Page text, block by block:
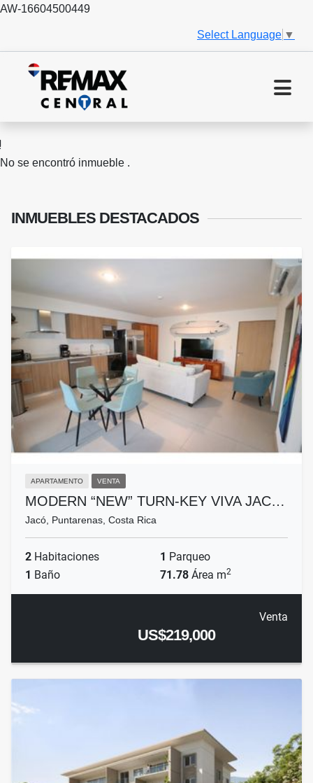
AW-16604500449
Select Language ▼
No se encontró inmueble .
INMUEBLES DESTACADOS
APARTAMENTO VENTA
MODERN “NEW” TURN-KEY VIVA JAC…
Jacó, Puntarenas, Costa Rica
2 Habitaciones 1 Parqueo
1 Baño 71.78 Área m2
Venta
US$219,000